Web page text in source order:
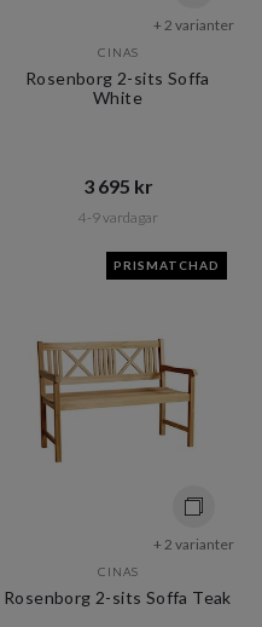
+ 2 varianter
CINAS
Rosenborg 2-sits Soffa
White
3 695 kr​​
4-9 vardagar
PRISMATCHAD
+ 2 varianter
CINAS
Rosenborg 2-sits Soffa Teak